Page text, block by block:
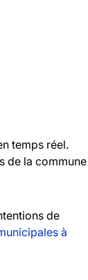
temps réel.
de la commune
de
à